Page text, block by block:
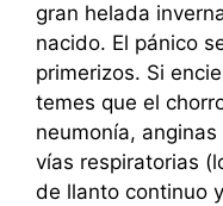
gran helada
nacido. El pánico
primerizos. Si
temes que el
neumonía,
vías respiratorias
de llanto continuo